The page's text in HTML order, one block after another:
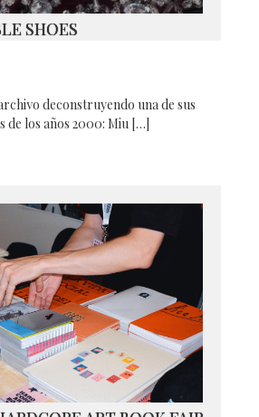
SHOES
deconstruyendo una de sus
de los años 2000: Miu […]